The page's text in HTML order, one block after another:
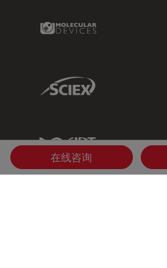
Molecular Devices Link
Sciex Link
IDT Link
在线咨询